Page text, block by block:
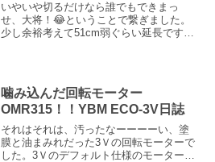
いやいや切るだけなら誰でもできまっ
せ、大将！😂ということで繋ぎました。
少し余裕考えて51cm弱ぐらい延長です。
反るわでソーセージ...
噛み込んだ回転モーター
OMR315！！YBM ECO-3V日誌
それはそれは、汚ったなーーーーい、塗
膜と油まみれだった3Ｖの回転モーターで
した。3Ｖのデフォルト仕様のモーター2